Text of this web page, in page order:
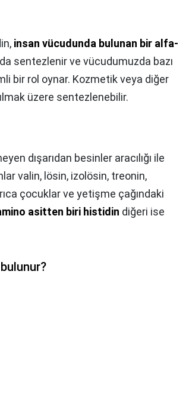
insan vücudunda bulunan bir alfa-
sentezlenir ve vücudumuzda bazı
bir rol oynar. Kozmetik veya diğer
üzere sentezlenebilir.
dışarıdan besinler aracılığı ile
valin, lösin, izolösin, treonin,
çocuklar ve yetişme çağındaki
asitten biri histidin diğeri ise